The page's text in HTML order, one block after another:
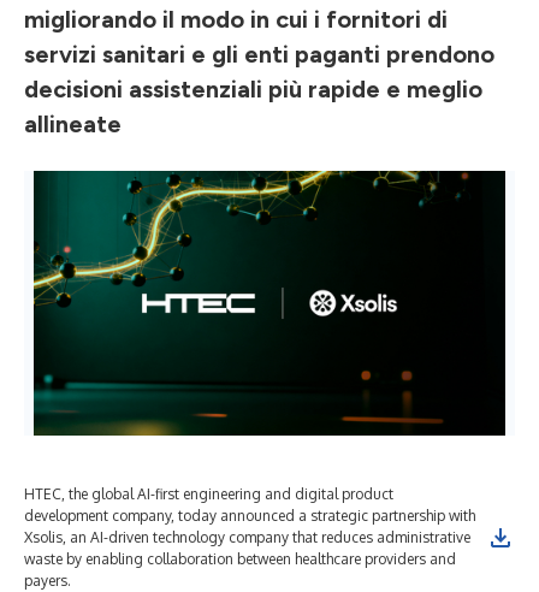
migliorando il modo in cui i fornitori di
servizi sanitari e gli enti paganti prendono
decisioni assistenziali più rapide e meglio
allineate
HTEC, the global AI-first engineering and digital product
development company, today announced a strategic partnership with
Xsolis, an AI-driven technology company that reduces administrative
waste by enabling collaboration between healthcare providers and
payers.